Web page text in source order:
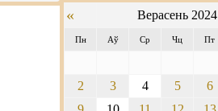
« Верасень 2024
Пн Аў Ср Чц Пт
2
3 4 5 6